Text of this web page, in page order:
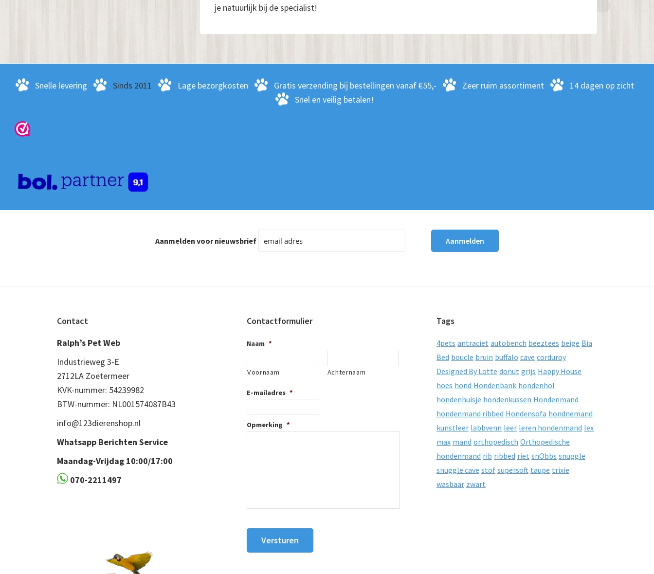
je natuurlijk bij de specialist!
Snelle levering Sinds 2011 Lage bezorgkosten Gratis verzending bij bestellingen vanaf €55,- Zeer ruim assortiment
14 dagen op zicht
Snel en veilig betalen!
Aanmelden voor nieuwsbrief
Contact
Ralph’s Pet Web
Industrieweg 3-E
2712LA Zoetermeer
KVK-nummer: 54239982
BTW-nummer: NL001574087B43
info@123dierenshop.nl
Whatsapp Berichten Service
Maandag-Vrijdag 10:00/17:00
070-2211497
Contactformulier
Naam *
Voornaam Achternaam
E-mailadres *
Opmerking *
Tags
4pets antraciet autobench beeztees beige Bia
Bed boucle bruin buffalo cave corduroy
Designed By Lotte donut grijs Happy House
hoes hond Hondenbank hondenhol
hondenhuisje hondenkussen Hondenmand
hondenmand ribbed Hondensofa hondnemand
kunstleer labbvenn leer leren hondenmand lex
max mand orthopedisch Orthopedische
hondenmand rib ribbed riet snObbs snuggle
snuggle cave stof supersoft taupe trixie
wasbaar zwart